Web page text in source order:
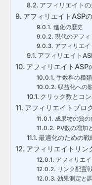
アフィリエイト
アフィリエイトASP
進化の歴史
現代のアフ
アフィリエ
アフィリエイト
アフィリエイトASP
手数料の種類
収益化への
クリック数とコ
アフィリエイトプロ
成果物の質の
PV数の増加
最適化のための戦
アフィリエイトリン
アフィリエ
リンク配置
効果測定と